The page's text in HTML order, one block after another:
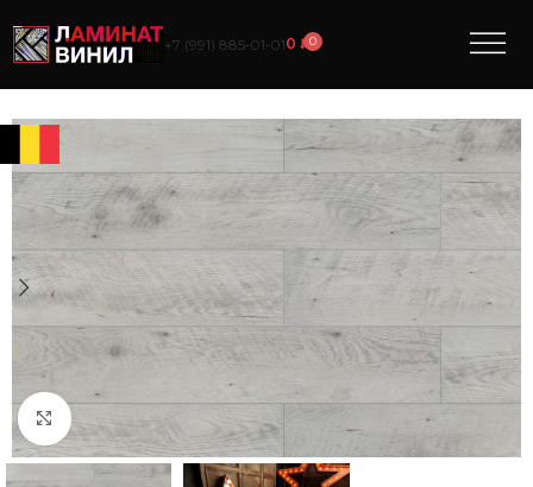
+7 (991) 885‑01‑010₽0
Нажмите, чтобы увеличить